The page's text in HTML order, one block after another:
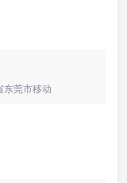
东莞市移动